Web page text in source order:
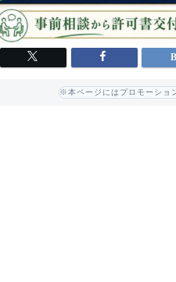
※本ページにはプロモーショ